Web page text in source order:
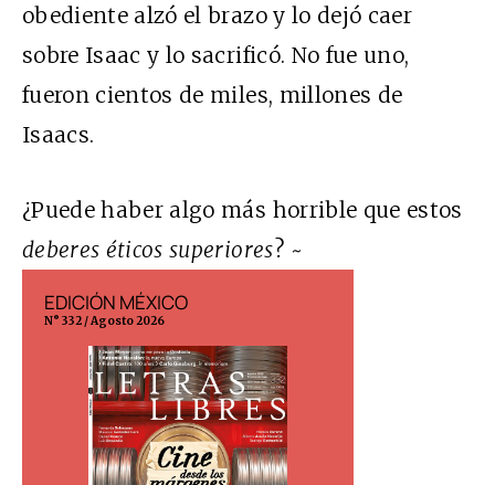
obediente alzó el brazo y lo dejó caer
sobre Isaac y lo sacrificó. No fue uno,
fueron cientos de miles, millones de
Isaacs.
¿Puede haber algo más horrible que estos
deberes éticos superiores? ~
EDICIÓN MÉXICO
N° 332 / Agosto 2026